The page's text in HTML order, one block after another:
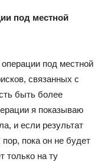
под местной
под местной
связанных с
быть более
я показываю
и если результат
пока он не будет
только на ту